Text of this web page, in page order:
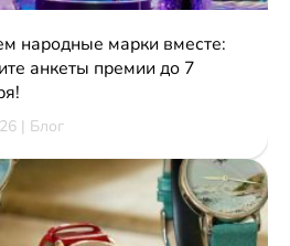
народные марки вместе:
анкеты премии до 7
| Блог